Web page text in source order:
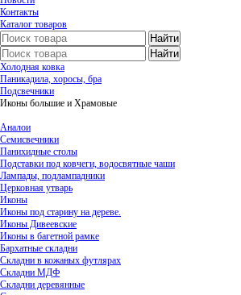
Контакты
Каталог товаров
Холодная ковка
Паникадила, хоросы, бра
Подсвечники
Иконы большие и Храмовые
Аналои
Семисвечники
Панихидные столы
Подставки под ковчеги, водосвятные чаши
Лампады, подлампадники
Церковная утварь
Иконы
Иконы под старину на дереве.
Иконы Дивеевские
Иконы в багетной рамке
Бархатные складни
Складни в кожаных футлярах
Складни МДФ
Складни деревянные